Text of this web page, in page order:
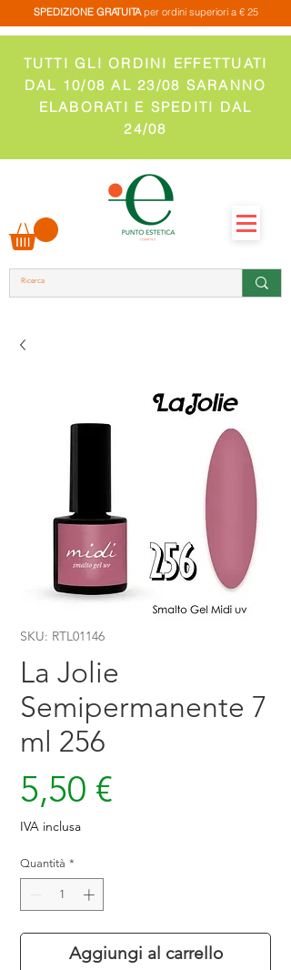
SPEDIZIONE GRATUITAper ordini superiori a € 25
TUTTI GLI ORDINI EFFETTUATI
DAL 10/08 AL 23/08 SARANNO
ELABORATI E SPEDITI DAL
24/08
SKU: RTL01146
La Jolie
Semipermanente 7
ml 256
5,50 €
IVA inclusa
Quantità *
Aggiungi al carrello